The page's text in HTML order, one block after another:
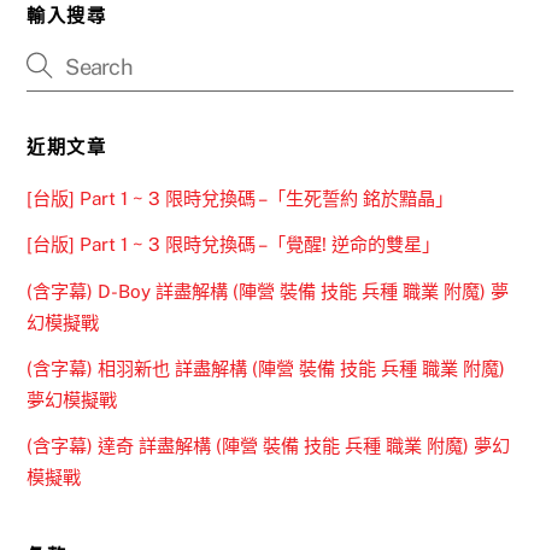
輸入搜尋
近期文章
[台版] Part 1 ~ 3 限時兌換碼 –「生死誓約 銘於黯晶」
[台版] Part 1 ~ 3 限時兌換碼 –「覺醒! 逆命的雙星」
(含字幕) D-Boy 詳盡解構 (陣營 裝備 技能 兵種 職業 附魔) 夢
幻模擬戰
(含字幕) 相羽新也 詳盡解構 (陣營 裝備 技能 兵種 職業 附魔)
夢幻模擬戰
(含字幕) 達奇 詳盡解構 (陣營 裝備 技能 兵種 職業 附魔) 夢幻
模擬戰